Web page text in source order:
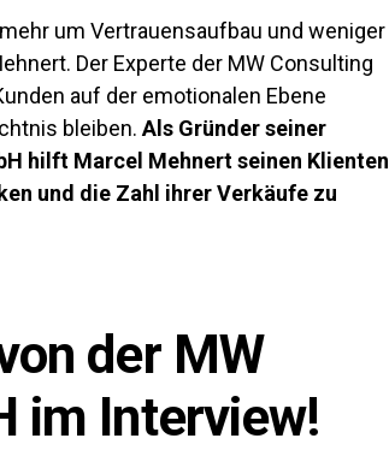
um Vertrauensaufbau und weniger
Der Experte der MW Consulting
auf der emotionalen Ebene
bleiben. Als Gründer seiner
hilft Marcel Mehnert seinen Klienten
und die Zahl ihrer Verkäufe zu
der MW
im Interview!